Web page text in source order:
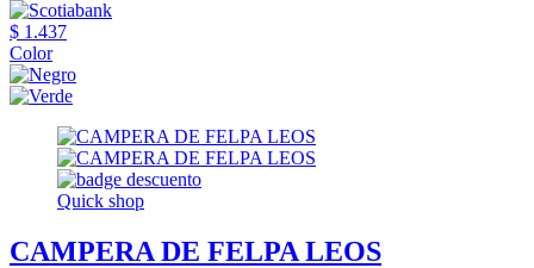
$ 1.437
Color
Quick shop
CAMPERA DE FELPA LEOS